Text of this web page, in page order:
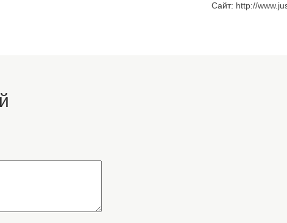
Сайт: http://